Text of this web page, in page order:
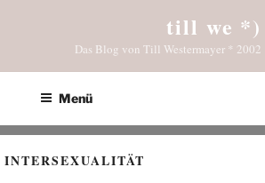
till we *)
Das Blog von Till Westermayer * 2002
Menü
INTERSEXUALITÄT